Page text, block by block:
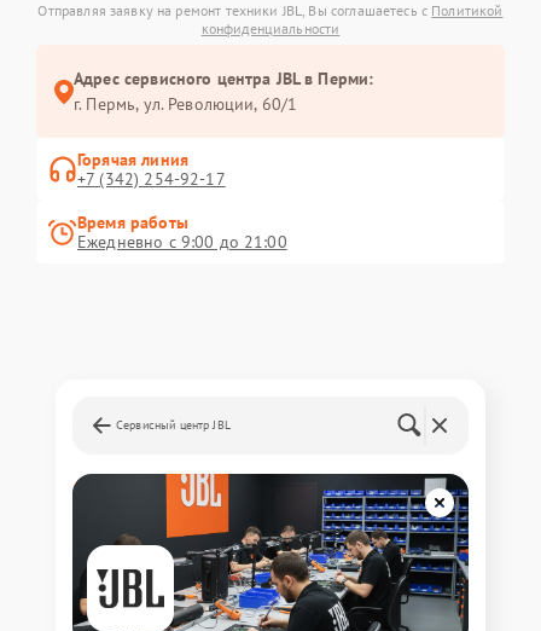
Отправляя заявку на ремонт техники JBL, Вы соглашаетесь с Политикой
конфиденциальности
Адрес сервисного центра JBL в Перми:
г. Пермь, ул. ​Революции, 60/1
Горячая линия
+7 (342) 254-92-17
Время работы
Ежедневно с 9:00 до 21:00
Сервисный центр JBL